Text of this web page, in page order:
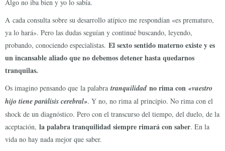
Algo no iba bien y yo lo sabía.
A cada consulta sobre su desarrollo atípico me respondían «es prematuro,
ya lo hará». Pero las dudas seguían y continué buscando, leyendo,
probando, conociendo especialistas. El sexto sentido materno existe y es
un incansable aliado que no debemos detener hasta quedarnos
tranquilas.
Os imagino pensando que la palabra tranquilidad no rima con «vuestro
hijo tiene parálisis cerebral». Y no, no rima al principio. No rima con el
shock de un diagnóstico. Pero con el transcurso del tiempo, del duelo, de la
aceptación, la palabra tranquilidad siempre rimará con saber. En la
vida no hay nada mejor que saber.